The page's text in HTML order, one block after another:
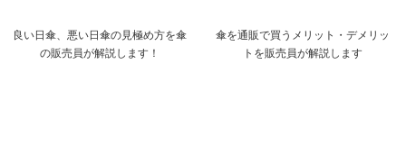
良い日傘、悪い日傘の見極め方を傘
の販売員が解説します！
傘を通販で買うメリット・デメリッ
トを販売員が解説します